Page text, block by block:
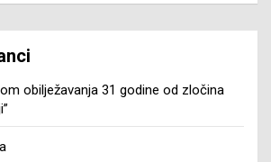
obilježavanja 31 godine od zločina